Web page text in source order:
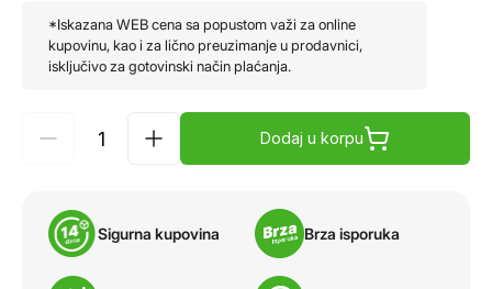
*Iskazana WEB cena sa popustom važi za online
kupovinu, kao i za lično preuzimanje u prodavnici,
isključivo za gotovinski način plaćanja.
Dodaj u korpu
Sigurna kupovina Brza isporuka